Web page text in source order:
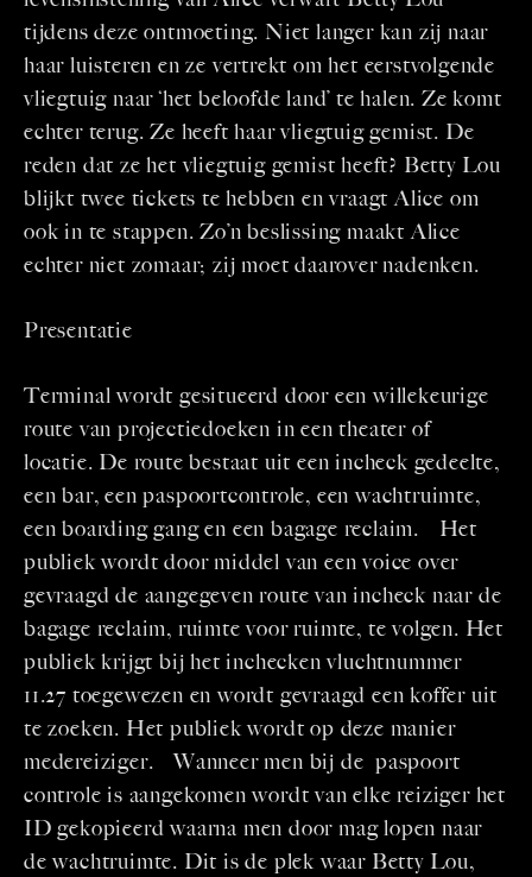
tijdens deze ontmoeting. Niet langer kan zij naar
haar luisteren en ze vertrekt om het eerstvolgende
vliegtuig naar ‘het beloofde land’ te halen. Ze komt
echter terug. Ze heeft haar vliegtuig gemist. De
reden dat ze het vliegtuig gemist heeft? Betty Lou
blijkt twee tickets te hebben en vraagt Alice om
ook in te stappen. Zo’n beslissing maakt Alice
echter niet zomaar; zij moet daarover nadenken.
Presentatie
Terminal wordt gesitueerd door een willekeurige
route van projectiedoeken in een theater of
locatie. De route bestaat uit een incheck gedeelte,
een bar, een paspoortcontrole, een wachtruimte,
een boarding gang en een bagage reclaim. Het
publiek wordt door middel van een voice over
gevraagd de aangegeven route van incheck naar de
bagage reclaim, ruimte voor ruimte, te volgen. Het
publiek krijgt bij het inchecken vluchtnummer
11.27 toegewezen en wordt gevraagd een koffer uit
te zoeken. Het publiek wordt op deze manier
medereiziger. Wanneer men bij de paspoort
controle is aangekomen wordt van elke reiziger het
ID gekopieerd waarna men door mag lopen naar
de wachtruimte. Dit is de plek waar Betty Lou,